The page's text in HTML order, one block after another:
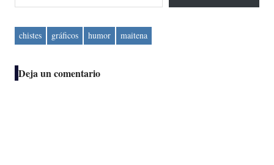
chistes gráficos humor maitena
Deja un comentario